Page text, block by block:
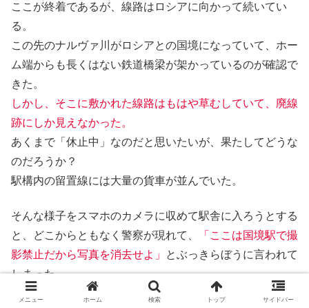
ここが終着であるが、線路はロシアに向かって続いてい
る。
この先のナルヴァ川がロシアとの国境になっていて、ホー
ム端からも長くはない鉄道橋梁が架かっているのが確認で
きた。
しかし、そこに敷かれた線路はもはや草むしていて、廃線
跡にしか見えなかった。
あくまで「休止中」なのだと思いたいが、果たしてどうな
のだろうか？
駅構内の留置線には大量の貨車が並んでいた。
そんな様子をスマホのカメラに収めて駅舎に入ろうとする
と、どこからともなく警察が現れて、
「ここは国境駅で撮
影禁止だから写真を消去せよ」
とぶっきらぼうに言われて
しまった。
彼に監視されながら、私は駅設備の写真を全て消した。
メニュー ホーム 検索 トップ サイドバー